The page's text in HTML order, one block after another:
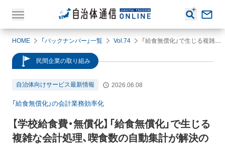
HOME 「バックナンバー」一覧 Vol.74 「給食無償化」で生じる複雑な会計処理、喫食数の自動集計が解決の糸口に
民間企業の取り組み
自治体向けサービス最新情報 2026.06.08
「給食無償化」の会計業務効率化
【学校給食費・無償化】 「給食無償化」で生じる
複雑な会計処理、喫食数の自動集計が解決の